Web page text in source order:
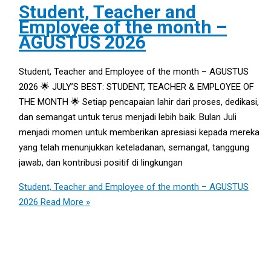
Student, Teacher and
Employee of the month –
AGUSTUS 2026
Student, Teacher and Employee of the month – AGUSTUS
2026 🌟 JULY’S BEST: STUDENT, TEACHER & EMPLOYEE OF
THE MONTH 🌟 Setiap pencapaian lahir dari proses, dedikasi,
dan semangat untuk terus menjadi lebih baik. Bulan Juli
menjadi momen untuk memberikan apresiasi kepada mereka
yang telah menunjukkan keteladanan, semangat, tanggung
jawab, dan kontribusi positif di lingkungan
Student, Teacher and Employee of the month – AGUSTUS
2026 Read More »